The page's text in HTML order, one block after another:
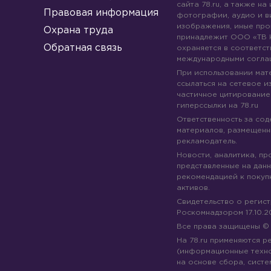
Правовая информация
Охрана труда
Обратная связь
сайта 78.ru, а также на
фотографии, аудио и
изображения, иные
принадлежит ООО «ТВ
охраняется в
международными
При использовании
ссылаться на сетевое
частичное
гиперссылки на 78.ru
Ответственность за
материалов,
рекламодатель.
Новости, аналитика,
представленные на
рекомендацией к
активов.
Свидетельство о
Роскомнадзором
Все права защищены
На 78.ru применяются
(информационные
на основе сбора,